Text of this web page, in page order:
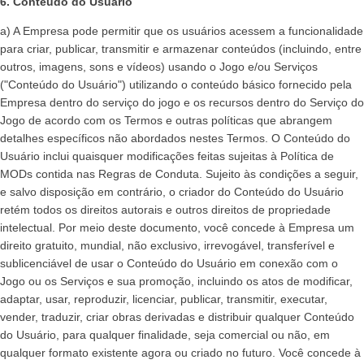
a) A Empresa pode permitir que os usuários acessem a funcionalidade
para criar, publicar, transmitir e armazenar conteúdos (incluindo, entre
outros, imagens, sons e vídeos) usando o Jogo e/ou Serviços
("Conteúdo do Usuário") utilizando o conteúdo básico fornecido pela
Empresa dentro do serviço do jogo e os recursos dentro do Serviço do
Jogo de acordo com os Termos e outras políticas que abrangem
detalhes específicos não abordados nestes Termos. O Conteúdo do
Usuário inclui quaisquer modificações feitas sujeitas à Política de
MODs contida nas Regras de Conduta. Sujeito às condições a seguir,
e salvo disposição em contrário, o criador do Conteúdo do Usuário
retém todos os direitos autorais e outros direitos de propriedade
intelectual. Por meio deste documento, você concede à Empresa um
direito gratuito, mundial, não exclusivo, irrevogável, transferível e
sublicenciável de usar o Conteúdo do Usuário em conexão com o
Jogo ou os Serviços e sua promoção, incluindo os atos de modificar,
adaptar, usar, reproduzir, licenciar, publicar, transmitir, executar,
vender, traduzir, criar obras derivadas e distribuir qualquer Conteúdo
do Usuário, para qualquer finalidade, seja comercial ou não, em
qualquer formato existente agora ou criado no futuro. Você concede à